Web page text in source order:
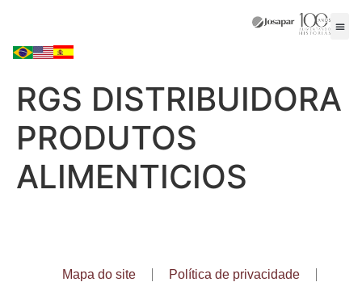
RGS DISTRIBUIDORA
PRODUTOS
ALIMENTICIOS
Mapa do site Política de privacidade